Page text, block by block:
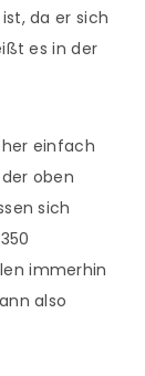
da er sich
es in der
einfach
oben
sich
immerhin
also